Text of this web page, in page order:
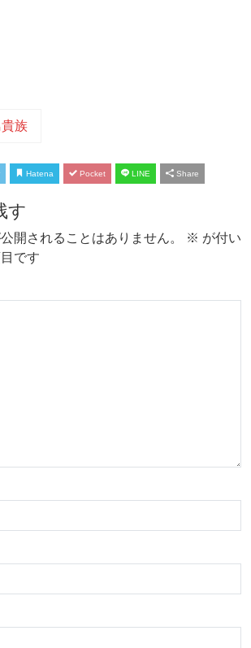
族
Hatena Pocket LINE Share
す
開されることはありません。 ※ が付い
です